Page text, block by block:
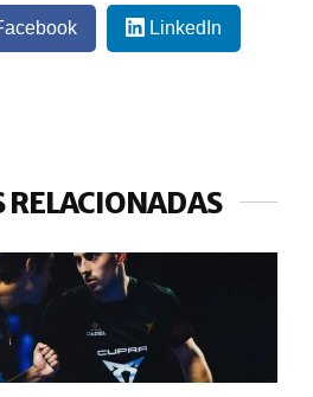
LinkedIn
RELACIONADAS